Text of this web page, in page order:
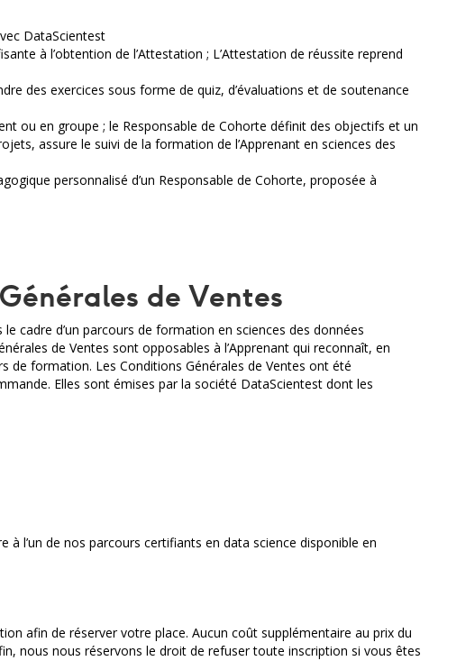
DataScientest
à l’obtention de l’Attestation ; L’Attestation de réussite reprend
des exercices sous forme de quiz, d’évaluations et de soutenance
ou en groupe ; le Responsable de Cohorte définit des objectifs et un
assure le suivi de la formation de l’Apprenant en sciences des
personnalisé d’un Responsable de Cohorte, proposée à
de Ventes
cadre d’un parcours de formation en sciences des données
de Ventes sont opposables à l’Apprenant qui reconnaît, en
de formation. Les Conditions Générales de Ventes ont été
Elles sont émises par la société DataScientest dont les
l’un de nos parcours certifiants en data science disponible en
afin de réserver votre place. Aucun coût supplémentaire au prix du
nous nous réservons le droit de refuser toute inscription si vous êtes